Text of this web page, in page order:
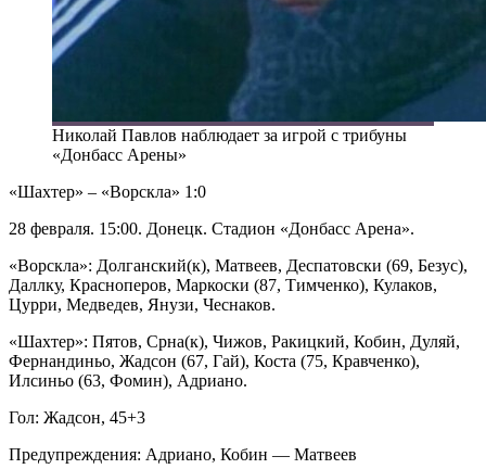
Николай Павлов наблюдает за игрой с трибуны
«Донбасс Арены»
«Шахтер» – «Ворскла» 1:0
28 февраля. 15:00. Донецк. Стадион «Донбасс Арена».
«Ворскла»: Долганский(к), Матвеев, Деспатовски (69, Безус),
Даллку, Красноперов, Маркоски (87, Тимченко), Кулаков,
Цурри, Медведев, Янузи, Чеснаков.
«Шахтер»: Пятов, Срна(к), Чижов, Ракицкий, Кобин, Дуляй,
Фернандиньо, Жадсон (67, Гай), Коста (75, Кравченко),
Илсиньо (63, Фомин), Адриано.
Гол: Жадсон, 45+3
Предупреждения: Адриано, Кобин — Матвеев